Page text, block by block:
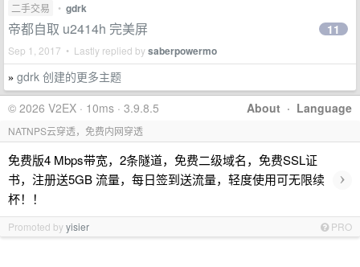
二手交易
• gdrk
帝都自取 u2414h 完美屏
Sep 1, 2017 • Lastly replied bysaberpowermo
11
» gdrk 创建的更多主题
About · Language
© 2026 V2EX · 10ms · 3.9.8.5
NATNPS云穿透，免费内网穿透
免费版4 Mbps带宽，2条隧道，免费二级域名，免费SSL证
书，注册送5GB 流量，每日签到送流量，轻度使用可无限续
杯！！
›
Promoted byyisier PRO